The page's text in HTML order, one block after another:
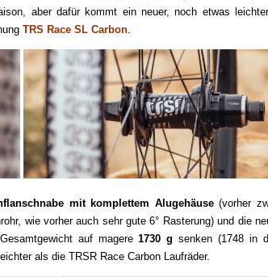
aber dafür kommt ein neuer, noch etwas
TRS Race SL Carbon.
mit komplettem Alugehäuse(vorher
wie vorher auch sehr gute 6° Rasterung) und die
auf magere1730 g senken (1748 in
als die TRSR Race Carbon Laufräder.